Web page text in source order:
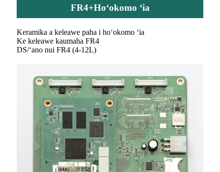
FR4+Hoʻokomo ʻia
Keramika a keleawe paha i hoʻokomo ʻia
Ke keleawe kaumaha FR4
DS/ʻano nui FR4 (4-12L)